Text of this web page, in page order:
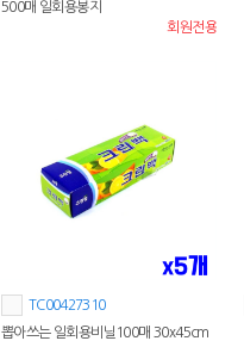
500매 일회용봉지
회원전용
TC00427310
뽑아쓰는 일회용비닐100매 30x45cm